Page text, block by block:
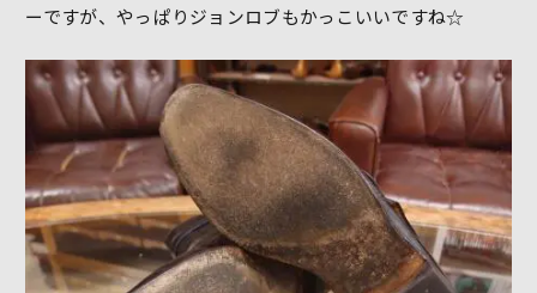
ーですが、やっぱりジョンロブもかっこいいですね☆